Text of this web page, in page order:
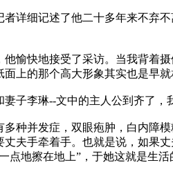
详细记述了他二十多年来不弃
愉快地接受了采访。当我背着
上的那个高大形象其实也是早
子李琳--文中的主人公到齐了，
种并发症，双眼疱肿，白内障
夫手牵着手。也就是说，如果
地擦在地上”，于她这就是生活